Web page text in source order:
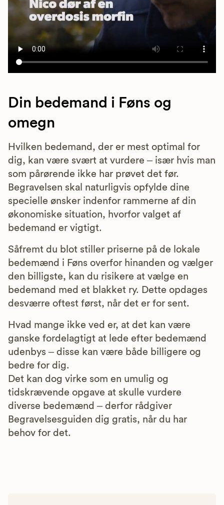
Din bedemand i Føns og
omegn
Hvilken bedemand, der er mest optimal for
dig, kan være svært at vurdere – især hvis man
som pårørende ikke har prøvet det før.
Begravelsen skal naturligvis opfylde dine
specielle ønsker indenfor rammerne af din
økonomiske situation, hvorfor valget af
bedemand er vigtigt.
Såfremt du blot stiller priserne på de lokale
bedemænd i Føns overfor hinanden og vælger
den billigste, kan du risikere at vælge en
bedemand med et blakket ry. Dette opdages
desværre oftest først, når det er for sent.
Hvad mange ikke ved er, at det kan være
ganske fordelagtigt at lede efter bedemænd
udenbys – disse kan være både billigere og
bedre for dig.
Det kan dog virke som en umulig og
tidskrævende opgave at skulle vurdere
diverse bedemænd – derfor rådgiver
Begravelsesguiden dig gratis, når du har
behov for det.